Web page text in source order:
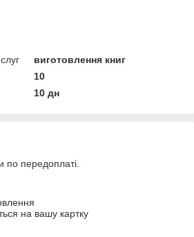
виготовлення книг
10
10 дн
по передоплаті.
на вашу картку